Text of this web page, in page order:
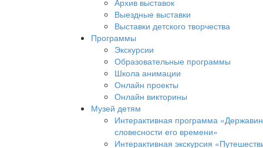
Архив выставок
Выездные выставки
Выставки детского творчества
Программы
Экскурсии
Образовательные программы
Школа анимации
Онлайн проекты
Онлайн викторины
Музей детям
Интерактивная программа
словесности его времени»
Интерактивная экскурсия